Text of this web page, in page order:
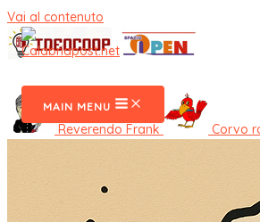
Vai al contenuto
MAIN MENU
Reverendo Frank Corvo